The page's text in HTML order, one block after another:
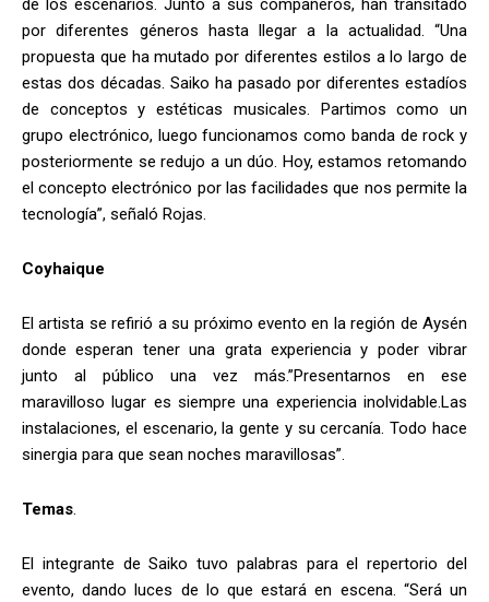
de los escenarios. Junto a sus compañeros, han transitado
por diferentes géneros hasta llegar a la actualidad. “Una
propuesta que ha mutado por diferentes estilos a lo largo de
estas dos décadas. Saiko ha pasado por diferentes estadíos
de conceptos y estéticas musicales. Partimos como un
grupo electrónico, luego funcionamos como banda de rock y
posteriormente se redujo a un dúo. Hoy, estamos retomando
el concepto electrónico por las facilidades que nos permite la
tecnología”, señaló Rojas.
Coyhaique
El artista se refirió a su próximo evento en la región de Aysén
donde esperan tener una grata experiencia y poder vibrar
junto al público una vez más.”Presentarnos en ese
maravilloso lugar es siempre una experiencia inolvidable.Las
instalaciones, el escenario, la gente y su cercanía. Todo hace
sinergia para que sean noches maravillosas”.
Temas.
El integrante de Saiko tuvo palabras para el repertorio del
evento, dando luces de lo que estará en escena. “Será un